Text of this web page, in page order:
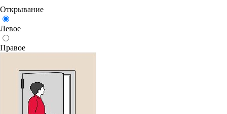
Открывание
Левое
Правое